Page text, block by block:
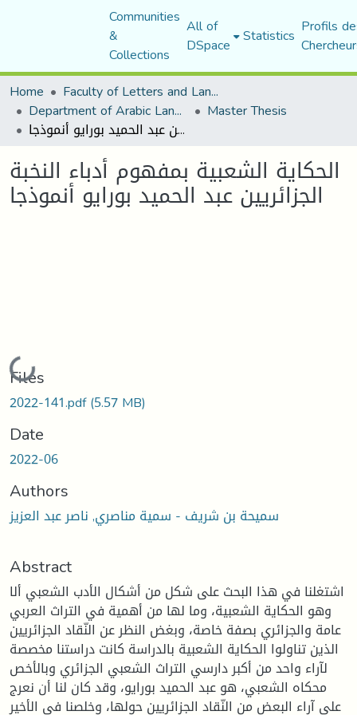
Communities
&
Collections
All of
DSpace Statistics Profils
Home
Faculty of Letters and Languages
Department of Arabic Language and Literature Master Thesis
الحكاية الشعبية بمفهوم أدباء النخبة الجزائريين عبد الحميد بورايو أنموذجا
الحكاية الشعبية بمفهوم أدباء النخبة
الجزائريين عبد الحميد بورايو أنموذجا
Loading...
Files
2022-141.pdf(5.57 MB)
Date
2022-06
Authors
سميحة بن شريف - سمية مناصري, ناصر عبد العزيز
Abstract
اشتغلنا في هذا البحث على شكل من أشكال الأدب الشعبي ألا
وهو الحكاية الشعبية، وما لها من أهمية في التراث العربي
عامة والجزائري بصفة خاصة، وبغض النظر عن النّقاد الجزائريين
الذين تناولوا الحكاية الشعبية بالدراسة كانت دراستنا مخصصة
لآراء واحد من أكبر دارسي التراث الشعبي الجزائري وبالأخص
محكاه الشعبي، هو عبد الحميد بورايو، وقد كان لنا أن نعرج
على آراء البعض من النّقاد الجزائريين حولها، وخلصنا في الأخير